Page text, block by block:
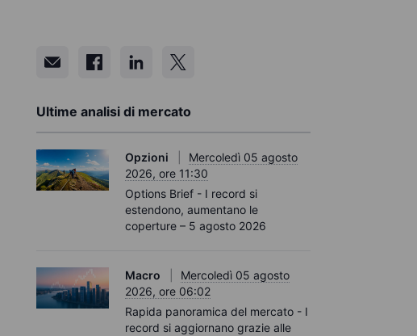
Ultime analisi di mercato
Opzioni
Mercoledì 05 agosto
2026, ore 11:30
Options Brief - I record si
estendono, aumentano le
coperture – 5 agosto 2026
Macro
Mercoledì 05 agosto
2026, ore 06:02
Rapida panoramica del mercato - I
record si aggiornano grazie alle